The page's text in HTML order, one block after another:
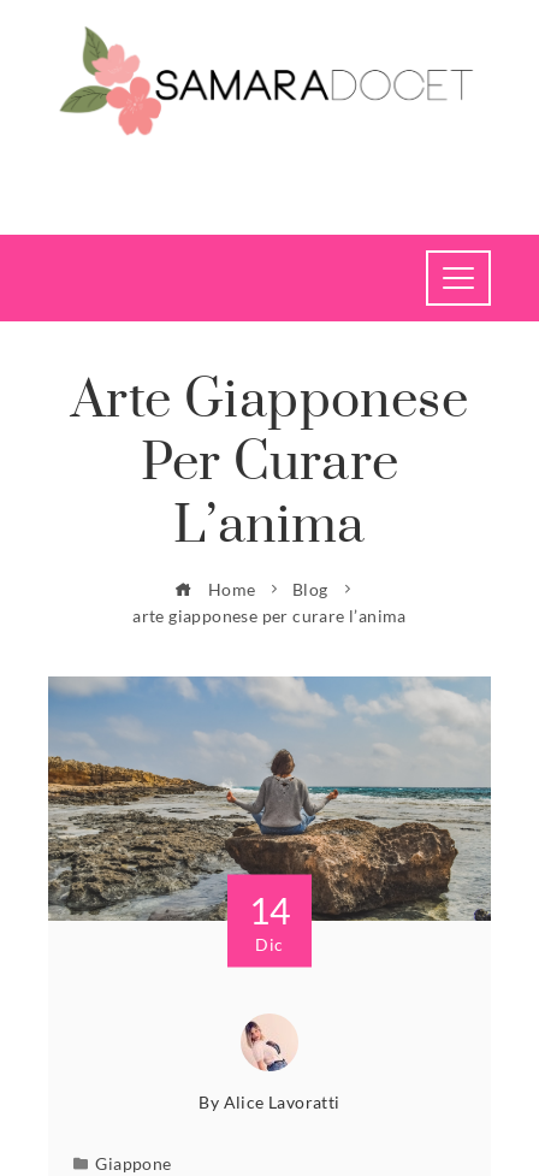
Arte Giapponese
Per Curare
L’anima
Home
Blog
arte giapponese per curare l’anima
14
Dic
By Alice Lavoratti
Giappone